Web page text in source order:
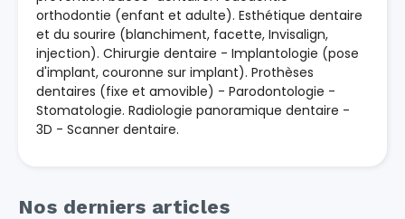
orthodontie (enfant et adulte). Esthétique dentaire
et du sourire (blanchiment, facette, Invisalign,
injection). Chirurgie dentaire - Implantologie (pose
d'implant, couronne sur implant). Prothèses
dentaires (fixe et amovible) - Parodontologie -
Stomatologie. Radiologie panoramique dentaire -
3D - Scanner dentaire.
Nos derniers articles